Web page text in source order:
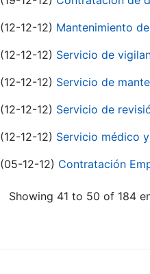
(12-12-12) Mantenimiento
(12-12-12) Servicio de
(12-12-12) Servicio de
(12-12-12) Servicio de
(12-12-12) Servicio médico
(05-12-12) Contratación
Showing 41 to 50 of 184